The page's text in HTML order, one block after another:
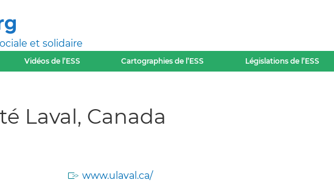
et solidaire
Vidéos de l’ESS Cartographies de l’ESS Législations de l’ESS
Laval, Canada
www.ulaval.ca/